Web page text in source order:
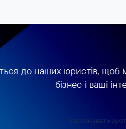
до наших юристів, щоб
бізнес і ваші
Запланувати